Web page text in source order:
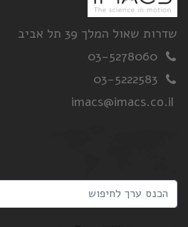
שדרות שאול המלך 39 תל אביב
03-5278060
03-5222583